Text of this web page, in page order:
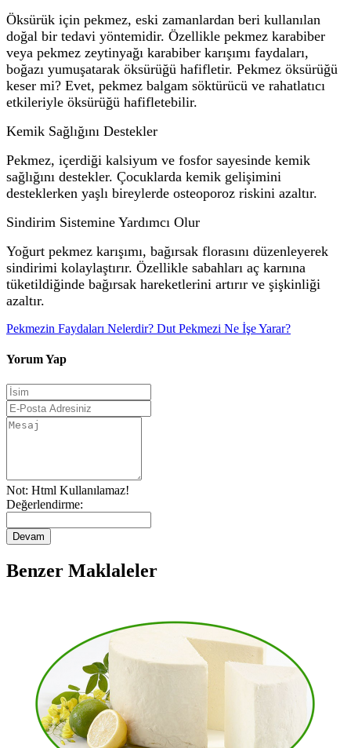
Öksürük için pekmez, eski zamanlardan beri kullanılan
doğal bir tedavi yöntemidir. Özellikle pekmez karabiber
veya pekmez zeytinyağı karabiber karışımı faydaları,
boğazı yumuşatarak öksürüğü hafifletir. Pekmez öksürüğü
keser mi? Evet, pekmez balgam söktürücü ve rahatlatıcı
etkileriyle öksürüğü hafifletebilir.
Kemik Sağlığını Destekler
Pekmez, içerdiği kalsiyum ve fosfor sayesinde kemik
sağlığını destekler. Çocuklarda kemik gelişimini
desteklerken yaşlı bireylerde osteoporoz riskini azaltır.
Sindirim Sistemine Yardımcı Olur
Yoğurt pekmez karışımı, bağırsak florasını düzenleyerek
sindirimi kolaylaştırır. Özellikle sabahları aç karnına
tüketildiğinde bağırsak hareketlerini artırır ve şişkinliği
azaltır.
Pekmezin Faydaları Nelerdir? Dut Pekmezi Ne İşe Yarar?
Yorum Yap
Not: Html Kullanılamaz!
Değerlendirme:
Devam
Benzer Maklaleler